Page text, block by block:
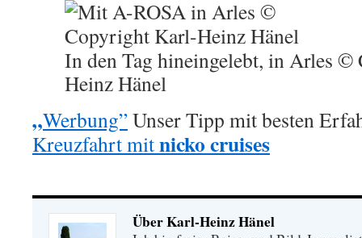
In den Tag hineingelebt, in Arles
Heinz Hänel
„Werbung”Unser Tipp mit besten
Kreuzfahrt mitnicko cruises
Über Karl-Heinz Hänel